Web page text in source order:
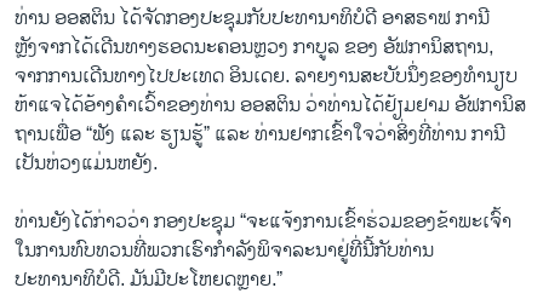
ທ່ານ ອອສຕິນ ໄດ້ຈັດກອງປະຊຸມກັບປະທານາທິບໍດີ ອາສຣາຟ ການີ
ຫຼັງຈາກໄດ້ເດີນທາງຮອດນະຄອນຫຼວງ ກາບູລ ຂອງ ອັຟການິສຖານ,
ຈາກການເດີນທາງໄປປະເທດ ອິນເດຍ. ລາຍງານສະບັບນຶ່ງຂອງທຳນຽບ
ຫ້າແຈໄດ້ອ້າງຄຳເວົ້າຂອງທ່ານ ອອສຕິນ ວ່າທ່ານໄດ້ຢ້ຽມຢາມ ອັຟການິສ
ຖານເພື່ອ “ຟັງ ແລະ ຮຽນຮູ້” ແລະ ທ່ານຢາກເຂົ້າໃຈວ່າສິ່ງທີ່ທ່ານ ການີ
ເປັນຫ່ວງແມ່ນຫຍັງ.
ທ່ານຍັງໄດ້ກ່າວວ່າ ກອງປະຊຸມ “ຈະແຈ້ງການເຂົ້າຮ່ວມຂອງຂ້າພະເຈົ້າ
ໃນການທົບທວນທີ່ພວກເຮົາກຳລັງພິຈາລະນາຢູ່ທີ່ນີ້ກັບທ່ານ
ປະທານາທິບໍດີ. ມັນມີປະໂຫຍດຫຼາຍ.”